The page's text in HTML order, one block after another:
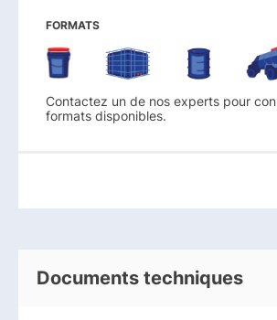
FORMATS
Contactez un de nos experts pour
formats disponibles.
Documents techniques